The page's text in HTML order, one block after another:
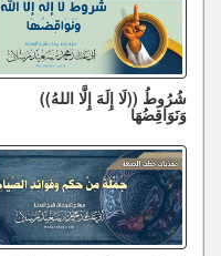
شُرُوطُ ((لَا إِلَهَ إِلَّا اللهُ))
وَنَوَاقِضُهَا